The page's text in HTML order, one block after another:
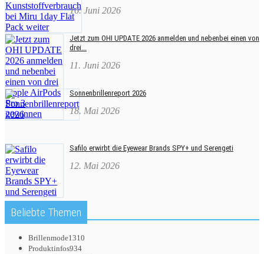
16. Juni 2026
Jetzt zum OHI UPDATE 2026 anmelden und nebenbei einen von
drei...
11. Juni 2026
Sonnenbrillenreport 2026
18. Mai 2026
Safilo erwirbt die Eyewear Brands SPY+ und Serengeti
12. Mai 2026
Beliebte Themen
Brillenmode1310
Produktinfos934